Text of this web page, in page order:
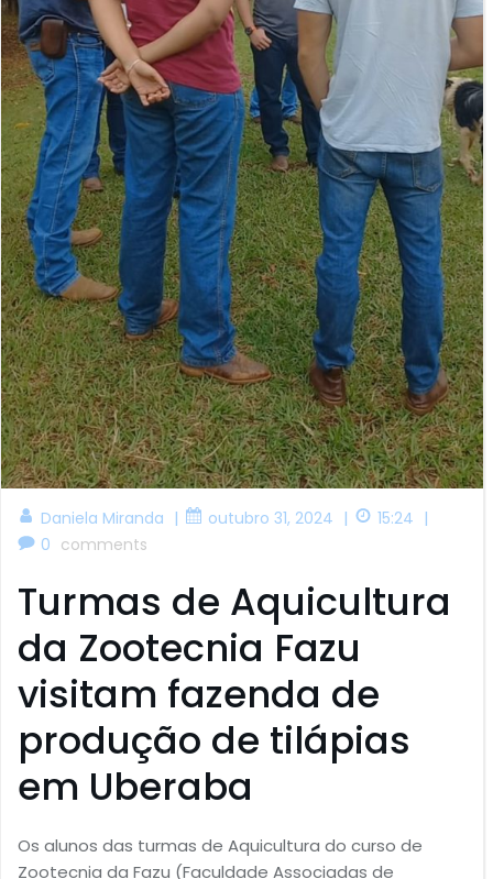
Daniela Miranda | outubro 31, 2024 | 15:24 |
0 comments
Turmas de Aquicultura
da Zootecnia Fazu
visitam fazenda de
produção de tilápias
em Uberaba
Os alunos das turmas de Aquicultura do curso de
Zootecnia da Fazu (Faculdade Associadas de